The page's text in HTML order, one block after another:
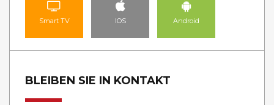
Smart TV IOS Android
BLEIBEN SIE IN KONTAKT